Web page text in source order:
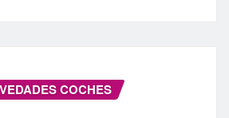
COCHES